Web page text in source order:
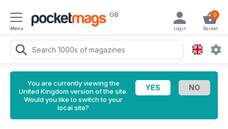
Menu
GB 0
Basket
Login
You are currently viewing the
United Kingdom version of the site.
Would you like to switch to your
local site?